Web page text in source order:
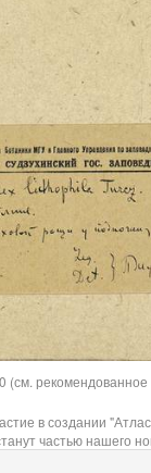
(см.
в создании
частью нашего